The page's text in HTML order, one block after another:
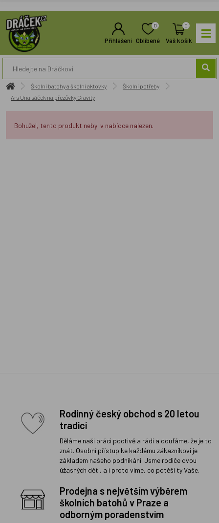
Přihlášení
0
Oblíbené
0
Váš košík
Školní batohy a školní aktovky
Školní potřeby
Ars Una sáček na přezůvky Gravity
Bohužel, tento produkt nebyl v nabídce nalezen.
Rodinný český obchod s 20 letou
tradicí
Děláme naši práci poctivě a rádi a doufáme, že je to
znát. Osobní přístup ke každému zákazníkovi je
základem našeho podnikání. Jsme rodiče dvou
úžasných dětí, a i proto víme, co potěší ty Vaše.
Prodejna s největším výběrem
školních batohů v Praze a
odborným poradenstvím